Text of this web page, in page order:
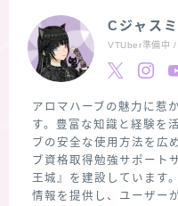
Cジャス
VTUber準備中 /
アロマハーブの魅力に惹
す。豊富な知識と経験を
ブの安全な使用方法を広
ブ資格取得勉強サポート
王城』を建設しています
情報を提供し、ユーザー